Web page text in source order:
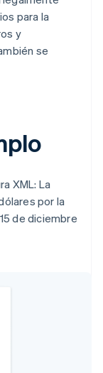
para la
y
se
XML: La
por la
de diciembre